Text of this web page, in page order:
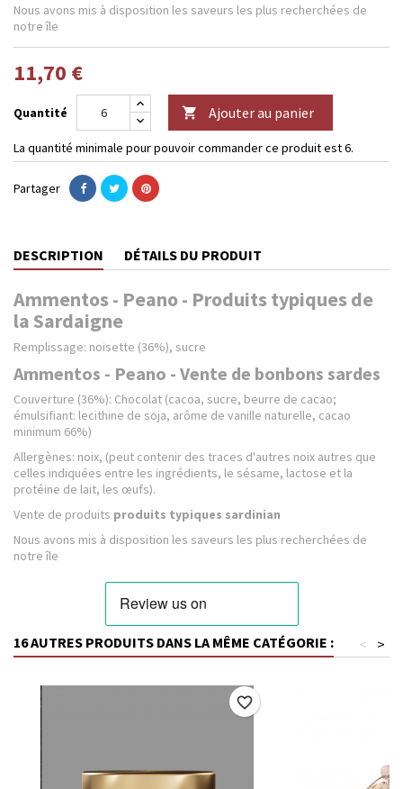
Nous avons mis à disposition les saveurs les plus recherchées de
notre île
11,70 €
Quantité  Ajouter au panier
La quantité minimale pour pouvoir commander ce produit est 6.
Partager
DESCRIPTION DÉTAILS DU PRODUIT
Ammentos - Peano - Produits typiques de
la Sardaigne
Remplissage: noisette (36%), sucre
Ammentos - Peano - Vente de bonbons sardes
Couverture (36%): Chocolat (cacoa, sucre, beurre de cacao;
émulsifiant: lecithine de soja, arôme de vanille naturelle, cacao
minimum 66%)
Allergènes: noix, (peut contenir des traces d'autres noix autres que
celles indiquées entre les ingrédients, le sésame, lactose et la
protéine de lait, les œufs).
Vente de produits produits typiques sardinian
Nous avons mis à disposition les saveurs les plus recherchées de
notre île
16 AUTRES PRODUITS DANS LA MÊME CATÉGORIE : >
<
favorite_border